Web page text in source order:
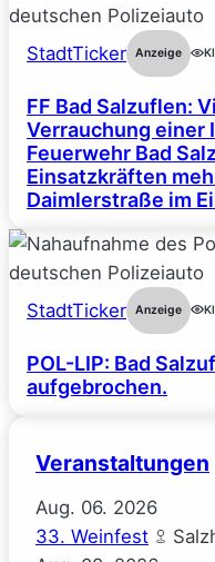
StadtTicker Anzeige
FF Bad Salzuflen:
Verrauchung
Feuerwehr Bad
Einsatzkräften
Daimlerstraße im
StadtTicker Anzeige
POL-LIP: Bad
aufgebrochen.
Veranstaltungen
Aug. 06. 2026
33. Weinfest